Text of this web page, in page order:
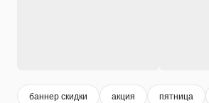
баннер скидки акция пятница